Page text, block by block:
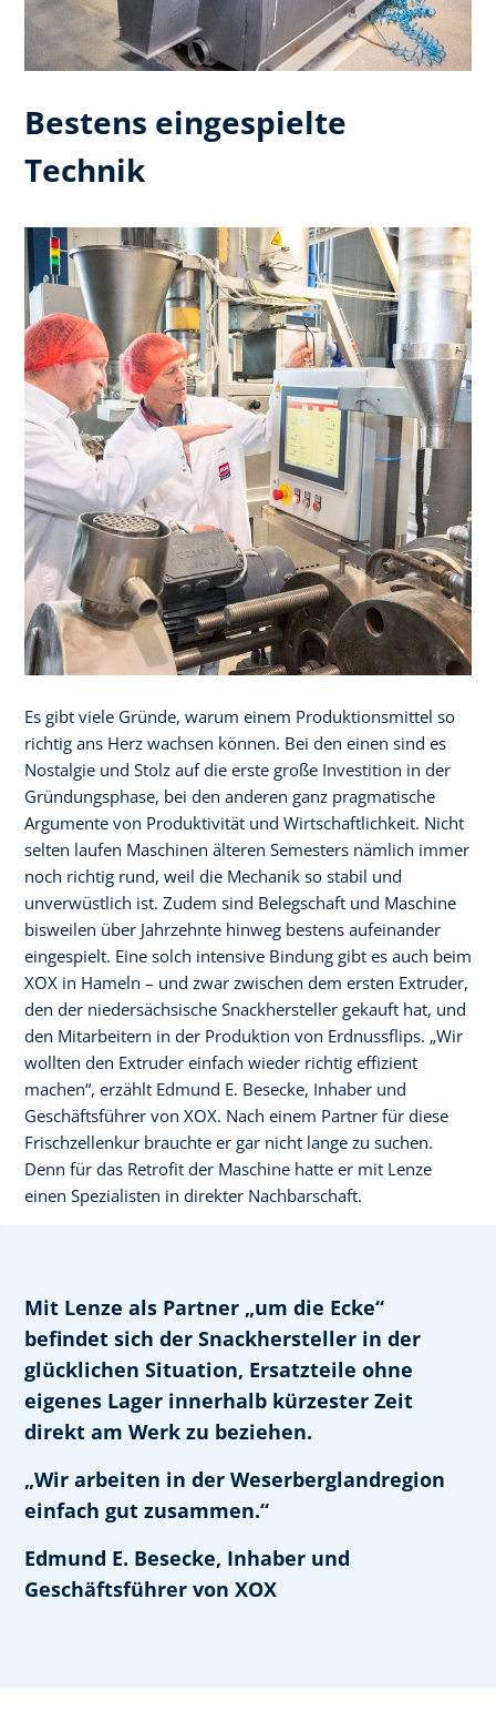
Bestens eingespielte
Technik
Es gibt viele Gründe, warum einem Produktionsmittel so
richtig ans Herz wachsen können. Bei den einen sind es
Nostalgie und Stolz auf die erste große Investition in der
Gründungsphase, bei den anderen ganz pragmatische
Argumente von Produktivität und Wirtschaftlichkeit. Nicht
selten laufen Maschinen älteren Semesters nämlich immer
noch richtig rund, weil die Mechanik so stabil und
unverwüstlich ist. Zudem sind Belegschaft und Maschine
bisweilen über Jahrzehnte hinweg bestens aufeinander
eingespielt. Eine solch intensive Bindung gibt es auch beim
XOX in Hameln – und zwar zwischen dem ersten Extruder,
den der niedersächsische Snackhersteller gekauft hat, und
den Mitarbeitern in der Produktion von Erdnussflips. „Wir
wollten den Extruder einfach wieder richtig effizient
machen“, erzählt Edmund E. Besecke, Inhaber und
Geschäftsführer von XOX. Nach einem Partner für diese
Frischzellenkur brauchte er gar nicht lange zu suchen.
Denn für das Retrofit der Maschine hatte er mit Lenze
einen Spezialisten in direkter Nachbarschaft.
Mit Lenze als Partner „um die Ecke“
befindet sich der Snackhersteller in der
glücklichen Situation, Ersatzteile ohne
eigenes Lager innerhalb kürzester Zeit
direkt am Werk zu beziehen.
„Wir arbeiten in der Weserberglandregion
einfach gut zusammen.“
Edmund E. Besecke, Inhaber und
Geschäftsführer von XOX